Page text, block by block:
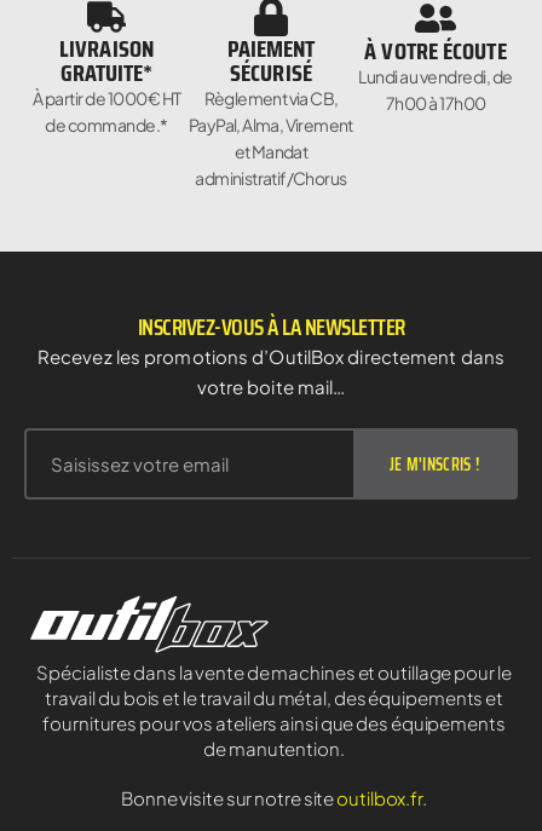
LIVRAISON
GRATUITE*
À partir de 1000€ HT
de commande.*
PAIEMENT
SÉCURISÉ
Règlement via CB,
PayPal, Alma, Virement
et Mandat
administratif/Chorus
À VOTRE ÉCOUTE
Lundi au vendredi, de
7h00 à 17h00
INSCRIVEZ-VOUS À LA NEWSLETTER
Recevez les promotions d’OutilBox directement dans
votre boite mail…
JE M'INSCRIS !
Spécialiste dans la vente de machines et outillage pour le
travail du bois et le travail du métal, des équipements et
fournitures pour vos ateliers ainsi que des équipements
de manutention.
Bonne visite sur notre siteoutilbox.fr.